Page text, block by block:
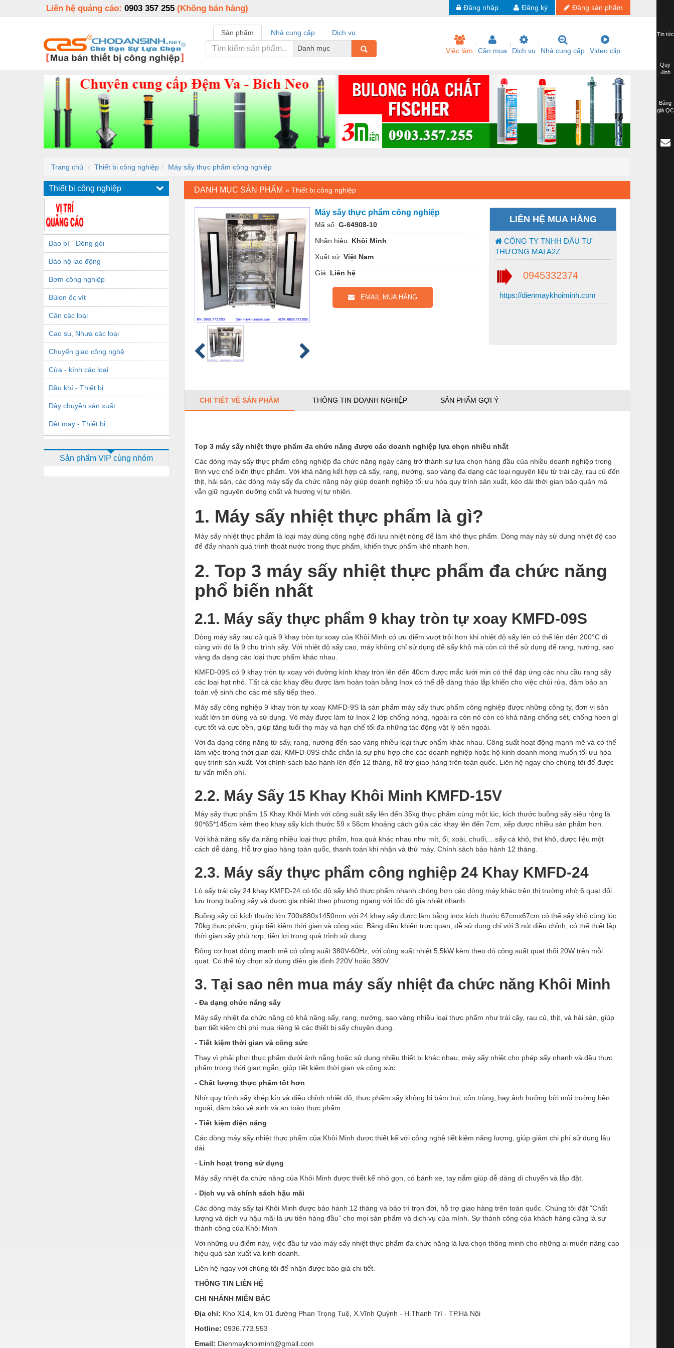
Liên hệ quảng cáo: 0903 357 255 (Không bán hàng) Đăng sản phẩm
Đăng ký
Đăng nhập
Sản phẩm Nhà cung cấp
Dịch vụ
Danh mục
Việc làm Cần mua Dịch vụ Nhà cung cấp Video clip
Trang chủ Thiết bị công nghiệp Máy sấy thực phẩm công nghiệp
Thiết bị công nghiệp
Bao bì - Đóng gói
Bảo hộ lao động
Bơm công nghiệp
Bùlon ốc vít
Cân các loại
Cao su, Nhựa các loại
Chuyển giao công nghệ
Cửa - kính các loại
Dầu khí - Thiết bị
Dây chuyền sản xuất
Dệt may - Thiết bị
Dịch vụ - Thi công
Sản phẩm VIP cùng nhóm
DANH MỤC SẢN PHẨM » Thiết bị công nghiệp
Máy sấy thực phẩm công nghiệp
Mã số: G-64908-10
Nhãn hiệu: Khôi Minh
Xuất xứ: Việt Nam
Giá: Liên hệ
EMAIL MUA HÀNG
LIÊN HỆ MUA HÀNG
CÔNG TY TNHH ĐẦU TƯ
THƯƠNG MẠI A2Z
0945332374
https://dienmaykhoiminh.com
CHI TIẾT VỀ SẢN PHẨM THÔNG TIN DOANH NGHIỆP SẢN PHẨM GỢI Ý
Top 3 máy sấy nhiệt thực phẩm đa chức năng được các doanh nghiệp lựa chọn nhiều nhất
Các dòng máy sấy thực phẩm công nghiệp đa chức năng ngày càng trở thành sự lựa chọn hàng đầu của nhiều doanh nghiệp trong
lĩnh vực chế biến thực phẩm. Với khả năng kết hợp cả sấy, rang, nướng, sao vàng đa dạng các loại nguyên liệu từ trái cây, rau củ đến
thịt, hải sản, các dòng máy sấy đa chức năng này giúp doanh nghiệp tối ưu hóa quy trình sản xuất, kéo dài thời gian bảo quản mà
vẫn giữ nguyên dưỡng chất và hương vị tự nhiên.
1. Máy sấy nhiệt thực phẩm là gì?
Máy sấy nhiệt thực phẩm là loại máy dùng công nghệ đối lưu nhiệt nóng để làm khô thực phẩm. Dòng máy này sử dụng nhiệt độ cao
để đẩy nhanh quá trình thoát nước trong thực phẩm, khiến thực phẩm khô nhanh hơn.
2. Top 3 máy sấy nhiệt thực phẩm đa chức năng
phổ biến nhất
2.1. Máy sấy thực phẩm 9 khay tròn tự xoay KMFD-09S
Dòng máy sấy rau củ quả 9 khay tròn tự xoay của Khôi Minh có ưu điểm vượt trội hơn khi nhiệt độ sấy lên có thể lên đến 200°C đi
cùng với đó là 9 chu trình sấy. Với nhiệt độ sấy cao, máy không chỉ sử dụng để sấy khô mà còn có thể sử dụng để rang, nướng, sao
vàng đa dạng các loại thực phẩm khác nhau.
KMFD-09S có 9 khay tròn tự xoay với đường kính khay tròn lên đến 40cm được mắc lưới mịn có thể đáp ứng các nhu cầu rang sấy
các loại hạt nhỏ. Tất cả các khay đều được làm hoàn toàn bằng Inox có thể dễ dàng tháo lắp khiến cho việc chùi rửa, đảm bảo an
toàn vệ sinh cho các mẻ sấy tiếp theo.
Máy sấy công nghiệp 9 khay tròn tự xoay KMFD-9S là sản phẩm máy sấy thực phẩm công nghiệp được những công ty, đơn vị sản
xuất lớn tin dùng và sử dụng. Vỏ máy được làm từ Inox 2 lớp chống nóng, ngoài ra còn nó còn có khả năng chống sét, chống hoen gỉ
cực tốt và cực bền, giúp tăng tuổi thọ máy và hạn chế tối đa những tác động vật lý bên ngoài.
Với đa dạng công năng từ sấy, rang, nướng đến sao vàng nhiều loại thực phẩm khác nhau. Công suất hoạt động mạnh mẽ và có thể
làm việc trong thời gian dài, KMFD-09S chắc chắn là sự phù hợp cho các doanh nghiệp hoặc hộ kinh doanh mong muốn tối ưu hóa
quy trình sản xuất. Với chính sách bảo hành lên đến 12 tháng, hỗ trợ giao hàng trên toàn quốc. Liên hệ ngay cho chúng tôi để được
tư vấn miễn phí.
2.2. Máy Sấy 15 Khay Khôi Minh KMFD-15V
Máy sấy thực phẩm 15 Khay Khôi Minh với công suất sấy lên đến 35kg thực phẩm cùng một lúc, kích thước buồng sấy siêu rộng là
90*65*145cm kèm theo khay sấy kích thước 59 x 56cm khoảng cách giữa các khay lên đến 7cm, xếp được nhiều sản phẩm hơn.
Với khả năng sấy đa năng nhiều loại thực phẩm, hoa quả khác nhau như mít, ổi, xoài, chuối,…sấy cá khô, thịt khô, dược liệu một
cách dễ dàng. Hỗ trợ giao hàng toàn quốc, thanh toán khi nhận và thử máy. Chính sách bảo hành 12 tháng.
2.3. Máy sấy thực phẩm công nghiệp 24 Khay KMFD-24
Lò sấy trái cây 24 khay KMFD-24 có tốc độ sấy khô thực phẩm nhanh chóng hơn các dòng máy khác trên thị trường nhờ 6 quạt đối
lưu trong buồng sấy và được gia nhiệt theo phương ngang với tốc độ gia nhiệt nhanh.
Buồng sấy có kích thước lớn 700x880x1450mm với 24 khay sấy được làm bằng inox kích thước 67cmx67cm có thể sấy khô cùng lúc
70kg thực phẩm, giúp tiết kiệm thời gian và công sức. Bảng điều khiển trực quan, dễ sử dụng chỉ với 3 nút điều chỉnh, có thể thiết lập
thời gian sấy phù hợp, tiện lợi trong quá trình sử dụng.
Động cơ hoạt động mạnh mẽ có công suất 380V-60Hz, với công suất nhiệt 5,5kW kèm theo đó công suất quạt thổi 20W trên mỗi
quạt. Có thể tùy chọn sử dụng điện gia đình 220V hoặc 380V.
3. Tại sao nên mua máy sấy nhiệt đa chức năng Khôi Minh
- Đa dạng chức năng sấy
Máy sấy nhiệt đa chức năng có khả năng sấy, rang, nướng, sao vàng nhiều loại thực phẩm như trái cây, rau củ, thịt, và hải sản, giúp
bạn tiết kiệm chi phí mua riêng lẻ các thiết bị sấy chuyên dụng.
- Tiết kiệm thời gian và công sức
Thay vì phải phơi thực phẩm dưới ánh nắng hoặc sử dụng nhiều thiết bị khác nhau, máy sấy nhiệt cho phép sấy nhanh và đều thực
phẩm trong thời gian ngắn, giúp tiết kiệm thời gian và công sức.
- Chất lượng thực phẩm tốt hơn
Nhờ quy trình sấy khép kín và điều chỉnh nhiệt độ, thực phẩm sấy không bị bám bụi, côn trùng, hay ảnh hưởng bởi môi trường bên
ngoài, đảm bảo vệ sinh và an toàn thực phẩm.
- Tiết kiệm điện năng
Các dòng máy sấy nhiệt thực phẩm của Khôi Minh được thiết kế với công nghệ tiết kiệm năng lượng, giúp giảm chi phí sử dụng lâu
dài.
- Linh hoạt trong sử dụng
Máy sấy nhiệt đa chức năng của Khôi Minh được thiết kế nhỏ gọn, có bánh xe, tay nắm giúp dễ dàng di chuyển và lắp đặt.
- Dịch vụ và chính sách hậu mãi
Các dòng máy sấy tại Khôi Minh được bảo hành 12 tháng và bảo trì trọn đời, hỗ trợ giao hàng trên toàn quốc. Chúng tôi đặt “Chất
lượng và dịch vụ hậu mãi là ưu tiên hàng đầu” cho mọi sản phẩm và dịch vụ của mình. Sự thành công của khách hàng cũng là sự
thành công của Khôi Minh
Với những ưu điểm này, việc đầu tư vào máy sấy nhiệt thực phẩm đa chức năng là lựa chọn thông minh cho những ai muốn nâng cao
hiệu quả sản xuất và kinh doanh.
Liên hệ ngay với chúng tôi để nhận được báo giá chi tiết.
THÔNG TIN LIÊN HỆ
CHI NHÁNH MIỀN BẮC
Địa chỉ: Kho X14, km 01 đường Phan Trọng Tuệ, X.Vĩnh Quỳnh - H.Thanh Trì - TP.Hà Nội
Hotline: 0936.773.553
Email: Dienmaykhoiminh@gmail.com
Tin tức
Quy
định
Bảng
giá QC